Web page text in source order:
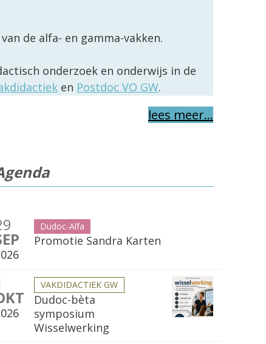
de alfa- en gamma-vakken.
onderzoek en onderwijs in de
en Postdoc VO GW.
lees meer…
Dudoc-Alfa
Promotie Sandra Karten
VAKDIDACTIEK GW
Dudoc-bèta
symposium
Wisselwerking